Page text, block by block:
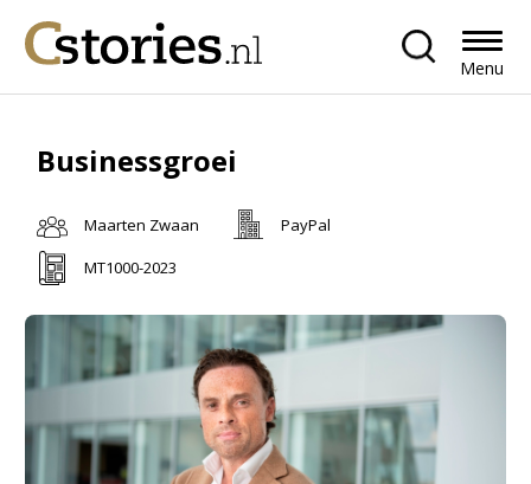
Menu
Businessgroei
Maarten Zwaan
PayPal
MT1000-2023